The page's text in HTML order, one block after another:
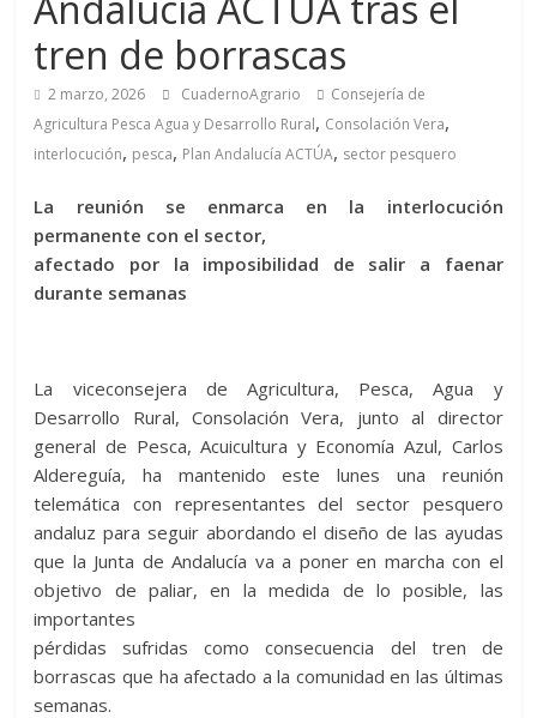
tren de borrascas
2 marzo, 2026 CuadernoAgrario
Consejería de
Agricultura Pesca Agua y Desarrollo Rural, Consolación Vera,
interlocución, pesca, Plan Andalucía ACTÚA, sector pesquero
La reunión se enmarca en la interlocución
permanente con el sector,
afectado por la imposibilidad de salir a faenar
durante semanas
La viceconsejera de Agricultura, Pesca, Agua y
Desarrollo Rural, Consolación Vera, junto al director
general de Pesca, Acuicultura y Economía Azul, Carlos
Aldereguía, ha mantenido este lunes una reunión
telemática con representantes del sector pesquero
andaluz para seguir abordando el diseño de las ayudas
que la Junta de Andalucía va a poner en marcha con el
objetivo de paliar, en la medida de lo posible, las
importantes
pérdidas sufridas como consecuencia del tren de
borrascas que ha afectado a la comunidad en las últimas
semanas.